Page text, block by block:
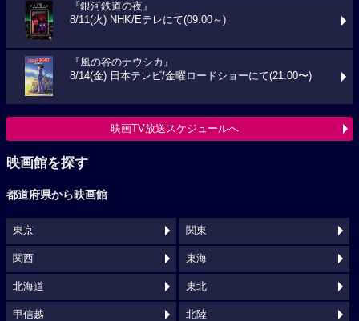
『銀河鉄道の夜』
8/11(火) NHK/Eテレにて(09:00～)
『風の谷のナウシカ』
8/14(金) 日本テレビ/金曜ロードショーにて(21:00〜)
映画TV放送スケジュールへ
映画館を探す
都道府県から映画館
東京 関東
関西 東海
北海道 東北
甲信越 北陸